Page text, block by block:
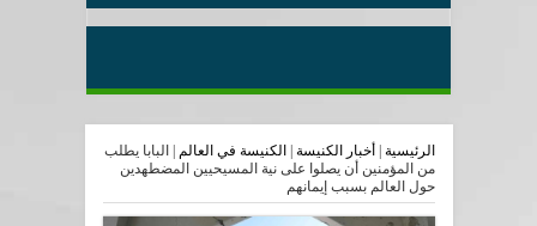
الرئيسية أخبار الكنيسة الكنيسة في العالم
البابا يطلب
من المؤمنين أن يصلوا على نية المسيحيين المضطهدين
حول العالم بسبب إيمانهم